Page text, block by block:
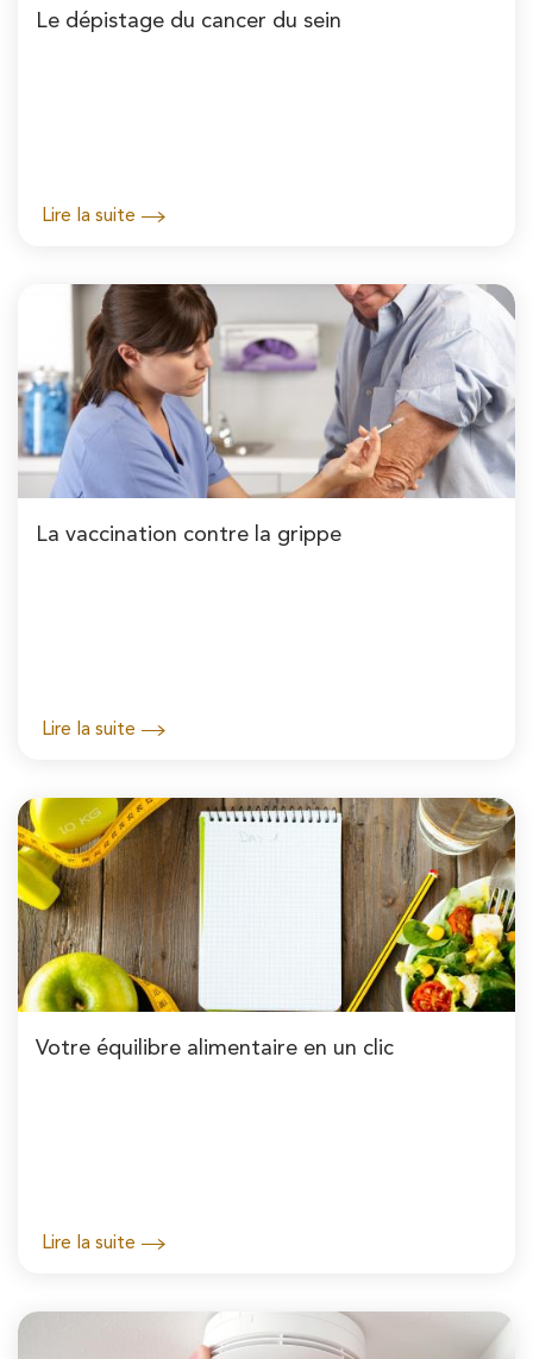
Le dépistage du cancer du sein
Lire la suite
La vaccination contre la grippe
Lire la suite
Votre équilibre alimentaire en un clic
Lire la suite